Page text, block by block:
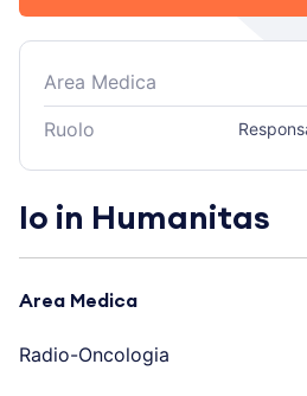
Area Medica
Ruolo
Io in Humanitas
Area Medica
Radio-Oncologia